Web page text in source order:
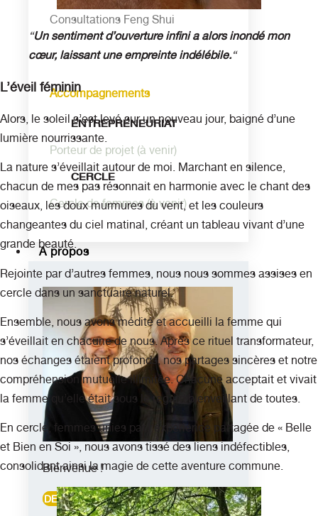
Consultations Feng Shui
Accompagnements
ENTREPRENEURIAT
Porteur de projet (à venir)
CERCLE
Cercle de femmes (à venir)
A propos
Bienvenue !
DECOUVRIR L'INSTITUT
“Un sentiment d’ouverture infini a alors inondé mon
cœur, laissant une empreinte indélébile.“
L’éveil féminin
Alors, le soleil s’est levé sur un nouveau jour, baigné d’une
lumière nourrissante.
La nature s’éveillait autour de moi. Marchant en silence,
chacun de mes pas résonnait en harmonie avec le chant des
oiseaux, les doux murmures du vent, et les couleurs
changeantes du ciel matinal, créant un tableau vivant d’une
grande beauté.
Rejointe par d’autres femmes, nous nous sommes assises en
cercle dans un sanctuaire naturel.
Ensemble, nous avons médité et accueilli la femme qui
s’éveillait en chacune de nous. Après ce rituel transformateur,
nos échanges étaient profonds, nos partages sincères et notre
compréhension mutuelle illimitée. Chacune acceptait et vivait
la femme qu’elle était sous le regard bienveillant de toutes.
En cercle, femmes unies par l’expérience partagée de « Belle
et Bien en Soi », nous avons tissé des liens indéfectibles,
consolidant ainsi la magie de cette aventure commune.